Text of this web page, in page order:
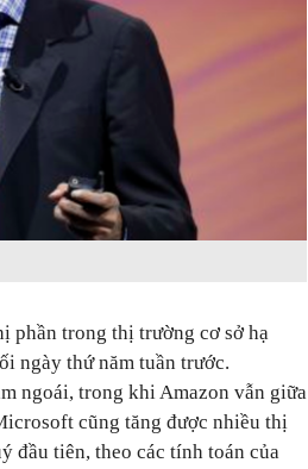
phần trong thị trường cơ sở hạ
ngày thứ năm tuần trước.
ngoái, trong khi Amazon vẫn giữa
cũng tăng được nhiều thị
đầu tiên, theo các tính toán của